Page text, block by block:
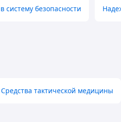
систему безопасности
Средства тактической медицины